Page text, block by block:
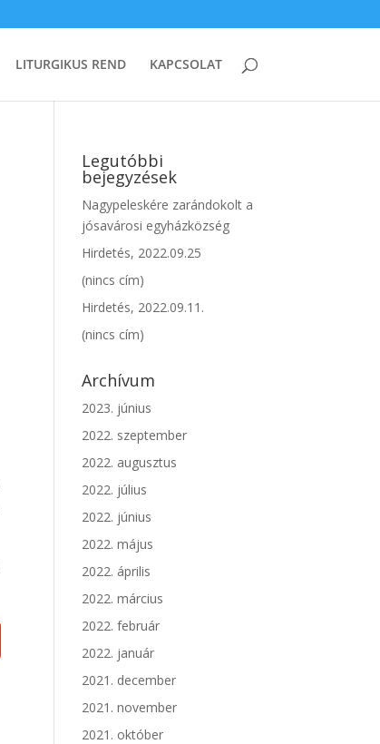
LITURGIKUS REND KAPCSOLAT
Legutóbbi
bejegyzések
Nagypeleskére zarándokolt a
jósavárosi egyházközség
Hirdetés, 2022.09.25
(nincs cím)
Hirdetés, 2022.09.11.
(nincs cím)
Archívum
2023. június
2022. szeptember
2022. augusztus
2022. július
2022. június
2022. május
2022. április
2022. március
2022. február
2022. január
2021. december
2021. november
2021. október